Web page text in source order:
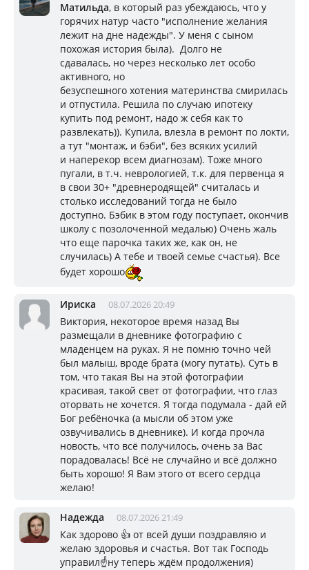
Матильда, в который раз убеждаюсь, что у
горячих натур часто "исполнение желания
лежит на дне надежды". У меня с сыном
похожая история была). Долго не
сдавалась, но через несколько лет особо
активного, но
безуспешного хотения материнства смирилась
и отпустила. Решила по случаю ипотеку
купить под ремонт, надо ж себя как то
развлекать)). Купила, влезла в ремонт по локти,
а тут "монтаж, и бэби", без всяких усилий
и наперекор всем диагнозам). Тоже много
пугали, в т.ч. неврологией, т.к. для первенца я
в свои 30+ "древнеродящей" считалась и
столько исследований тогда не было
доступно. Бэбик в этом году поступает, окончив
школу с позолоченной медалью) Очень жаль
что еще парочка таких же, как он, не
случилась) А тебе и твоей семье счастья). Все
будет хорошо
Ириска 08.07.2026 20:49
Виктория, некоторое время назад Вы
размещали в дневнике фотографию с
младенцем на руках. Я не помню точно чей
был малыш, вроде брата (могу путать). Суть в
том, что такая Вы на этой фотографии
красивая, такой свет от фотографии, что глаз
оторвать не хочется. Я тогда подумала - дай ей
Бог ребёночка (а мысли об этом уже
озвучивались в дневнике). И когда прочла
новость, что всё получилось, очень за Вас
порадовалась! Всё не случайно и всё должно
быть хорошо! Я Вам этого от всего сердца
желаю!
Надежда 08.07.2026 21:49
Как здорово 👍 от всей души поздравляю и
желаю здоровья и счастья. Вот так Господь
управил☝️ну теперь ждём продолжения)